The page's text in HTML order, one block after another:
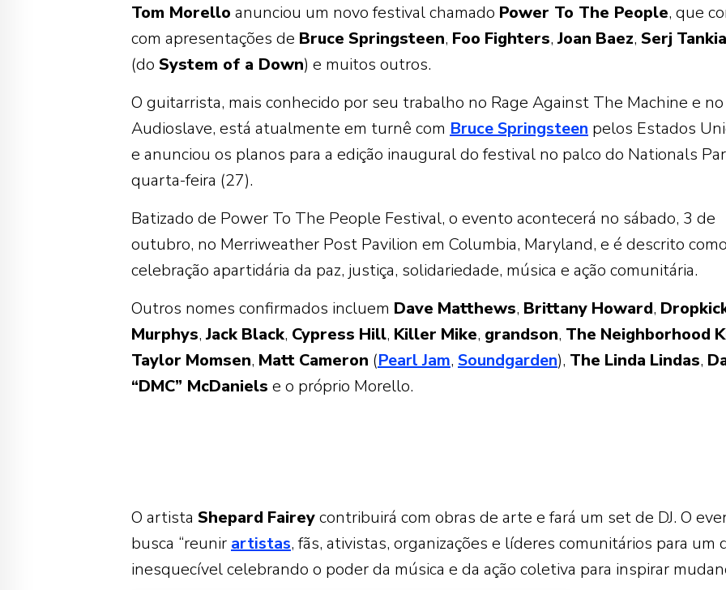
Tom Morello anunciou um novo festival chamado Power To The People, que
com apresentações de Bruce Springsteen, Foo Fighters, Joan Baez, Serj
(do System of a Down) e muitos outros.
O guitarrista, mais conhecido por seu trabalho no Rage Against The Machine e no
Audioslave, está atualmente em turnê com Bruce Springsteen pelos Estados
e anunciou os planos para a edição inaugural do festival no palco do Nationals
quarta-feira (27).
Batizado de Power To The People Festival, o evento acontecerá no sábado, 3 de
outubro, no Merriweather Post Pavilion em Columbia, Maryland, e é descrito
celebração apartidária da paz, justiça, solidariedade, música e ação comunitária.
Outros nomes confirmados incluem Dave Matthews, Brittany Howard,
Murphys, Jack Black, Cypress Hill, Killer Mike, grandson, The Neighborhood
Taylor Momsen, Matt Cameron (Pearl Jam, Soundgarden), The Linda Lindas,
“DMC” McDaniels e o próprio Morello.
O artista Shepard Faireycontribuirá com obras de arte e fará um set de DJ. O
busca “reunir artistas, fãs, ativistas, organizações e líderes comunitários para um
inesquecível celebrando o poder da música e da ação coletiva para inspirar